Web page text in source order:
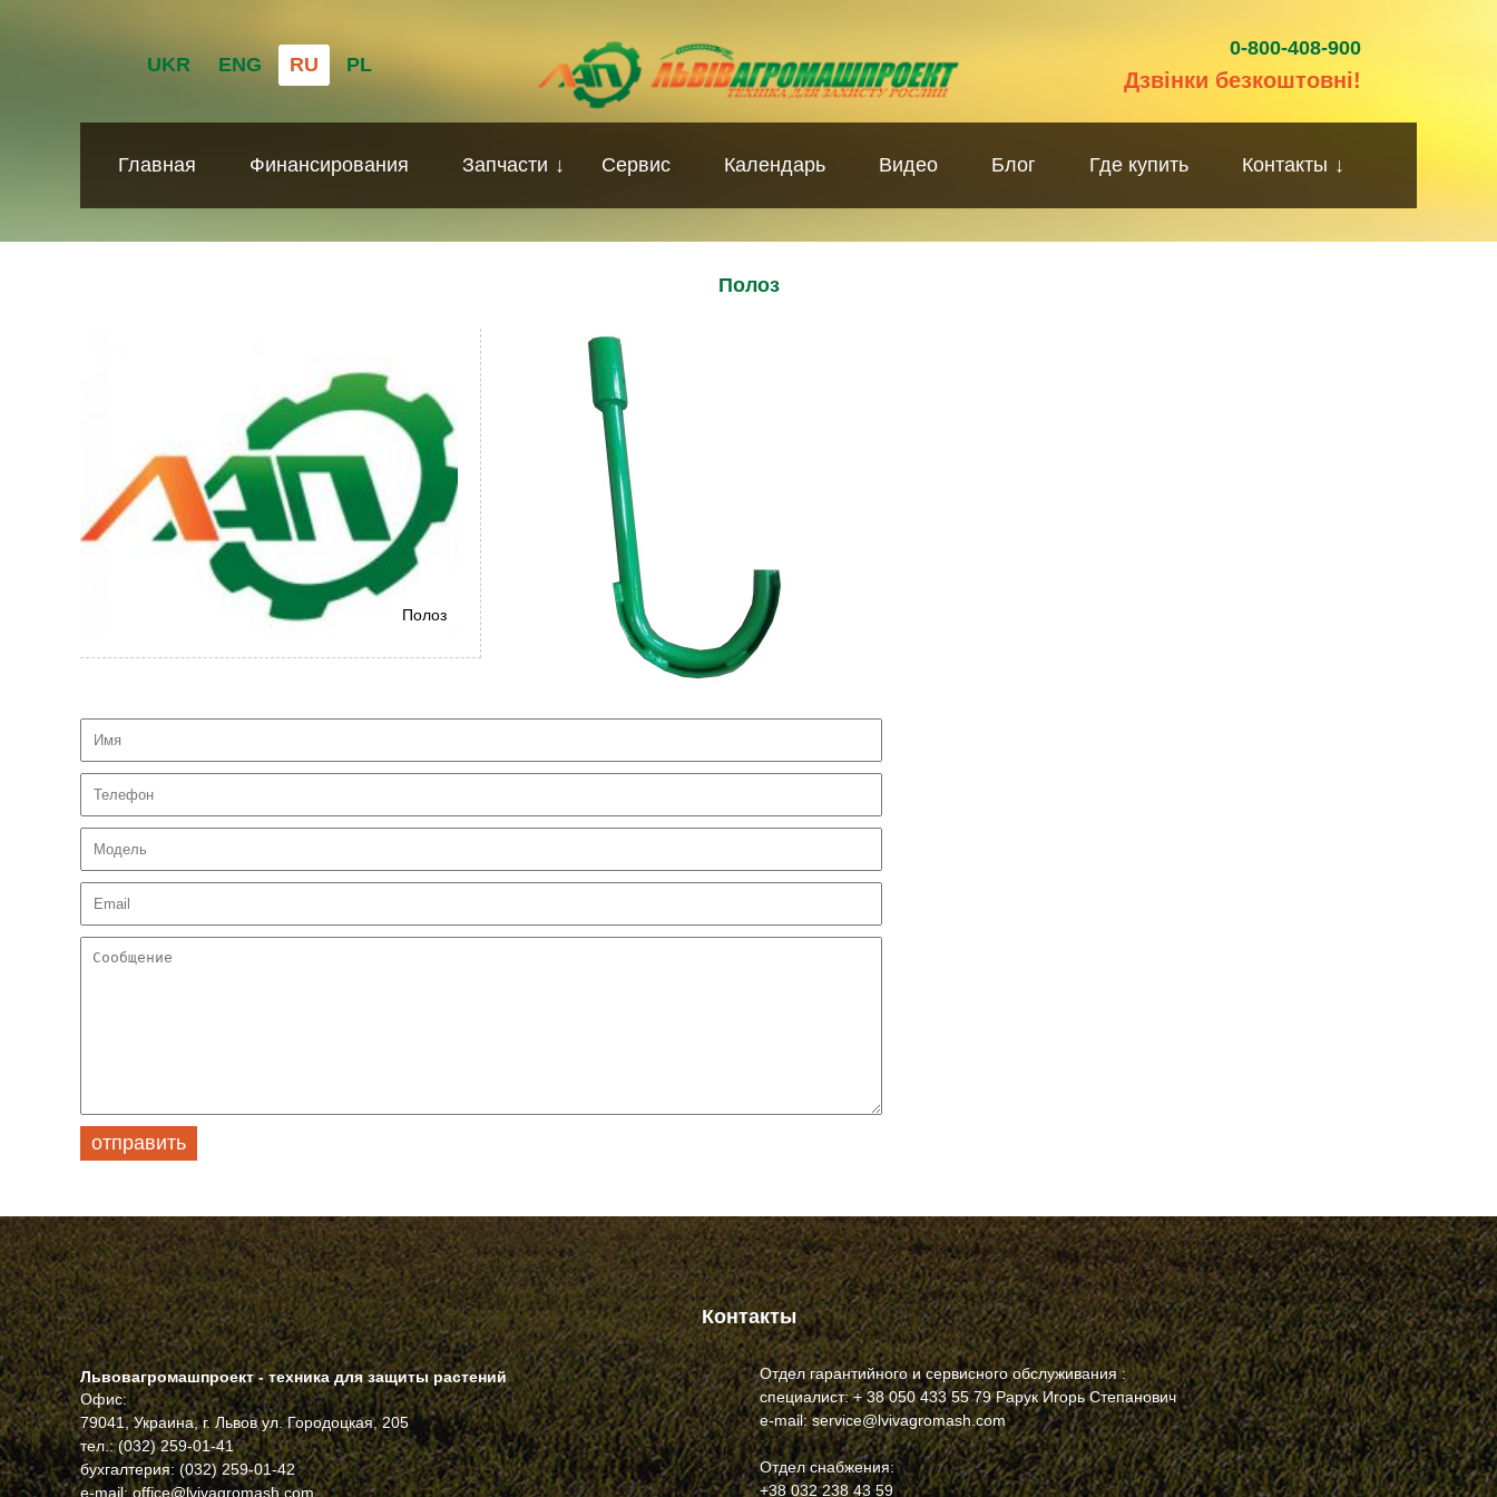
UKR ENG RU PL
0-800-408-900
Дзвінки безкоштовні!
Главная Финансирования Запчасти ↓ Сервис Календарь Видео Блог Где купить Контакты ↓
Полоз
Полоз
Контакты
Львовагромашпроект - техника для защиты растений
Офис:
79041, Украина, г. Львов ул. Городоцкая, 205
тел.: (032) 259-01-41
бухгалтерия: (032) 259-01-42
e-mail: office@lvivagromash.com
Отдел гарантийного и сервисного обслуживания :
специалист: + 38 050 433 55 79 Рарук Игорь Степанович
e-mail: service@lvivagromash.com
Отдел снабжения:
+38 032 238 43 59